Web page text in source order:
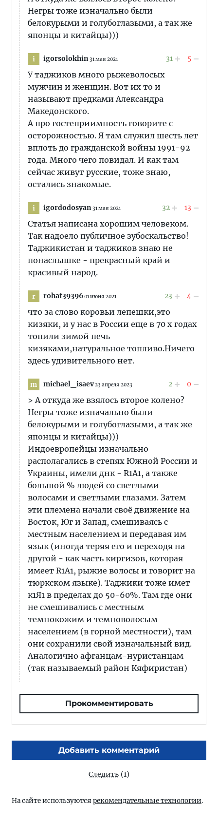
Негры тоже изначально были
белокурыми и голубоглазыми, а так же
японцы и китайцы)))
i igorsolokhin31 мая 2021 31 5
У таджиков много рыжеволосых
мужчин и женщин. Вот их то и
называют предками Александра
Македонского.
А про гостеприимность говорите с
осторожностью. Я там служил шесть лет
вплоть до гражданской войны 1991-92
года. Много чего повидал. И как там
сейчас живут русские, тоже знаю,
остались знакомые.
i igordodosyan31 мая 2021 32 13
Статья написана хорошим человеком.
Так надоело публичное зубоскальство!
Таджикистан и таджиков знаю не
понаслышке - прекрасный край и
красивый народ.
r rohaf3939601 июня 2021 23 4
что за слово коровьи лепешки,это
кизяки, и у нас в России еще в 70 х годах
топили зимой печь
кизяками,натуральное топливо.Ничего
здесь удивительного нет.
m michael_isaev23 апреля 2023 2 0
> А откуда же взялось второе колено?
Негры тоже изначально были
белокурыми и голубоглазыми, а так же
японцы и китайцы)))
Индоевропейцы изначально
располагались в степях Южной России и
Украины, имели днк - R1A1, а также
большой % людей со светлыми
волосами и светлыми глазами. Затем
эти племена начали своё движение на
Восток, Юг и Запад, смешиваясь с
местным населением и передавая им
язык (иногда теряя его и переходя на
другой - как часть киргизов, которая
имеет R1A1, рыжие волосы и говорит на
тюркском языке). Таджики тоже имет
к1Я1 в пределах до 50-60%. Там где они
не смешивались с местным
темнокожим и темноволосым
населением (в горной местности), там
они сохранили свой изначальный вид.
Аналогично афганцам-нуристанцам
(так называемый район Кяфиристан)
Прокомментировать
Добавить комментарий
Следить (1)
На сайте используются рекомендательные технологии.